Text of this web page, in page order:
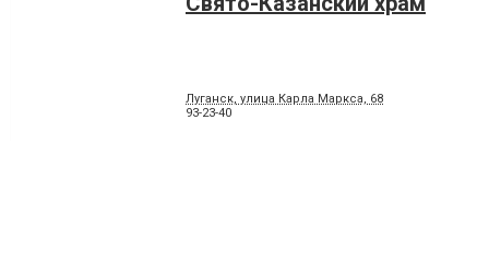
Луганск, улица Карла Маркса, 68
93-23-40